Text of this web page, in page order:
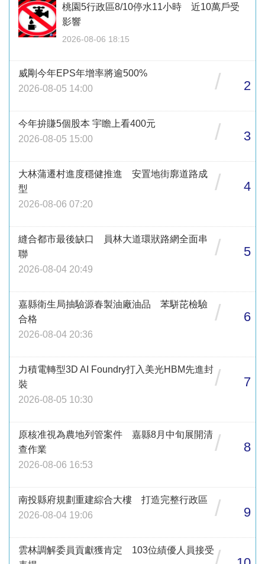
桃園5行政區8/10停水11小時 近10萬戶受
影響
2026-08-06 18:15
威剛今年EPS年增率將逾500%
2026-08-05 14:00
/ 2
今年拚賺5個股本 宇瞻上看400元
2026-08-05 15:00
/ 3
大林蒲遷村進度穩健推進 安置地街廓道路成
型
2026-08-06 07:20
/ 4
縫合都市最後缺口 員林大道環狀路網全面串
聯
2026-08-04 20:49
/ 5
嘉縣衛生局抽驗源春製油廠油品 苯駢芘檢驗
合格
2026-08-04 20:36
/ 6
力積電轉型3D AI Foundry打入美光HBM先進封
裝
2026-08-05 10:30
/ 7
原核准視為農地列管案件 嘉縣8月中旬展開清
查作業
2026-08-06 16:53
/ 8
南投縣府規劃重建綜合大樓 打造完整行政區
2026-08-04 19:06
/ 9
雲林調解委員貢獻獲肯定 103位績優人員接受/